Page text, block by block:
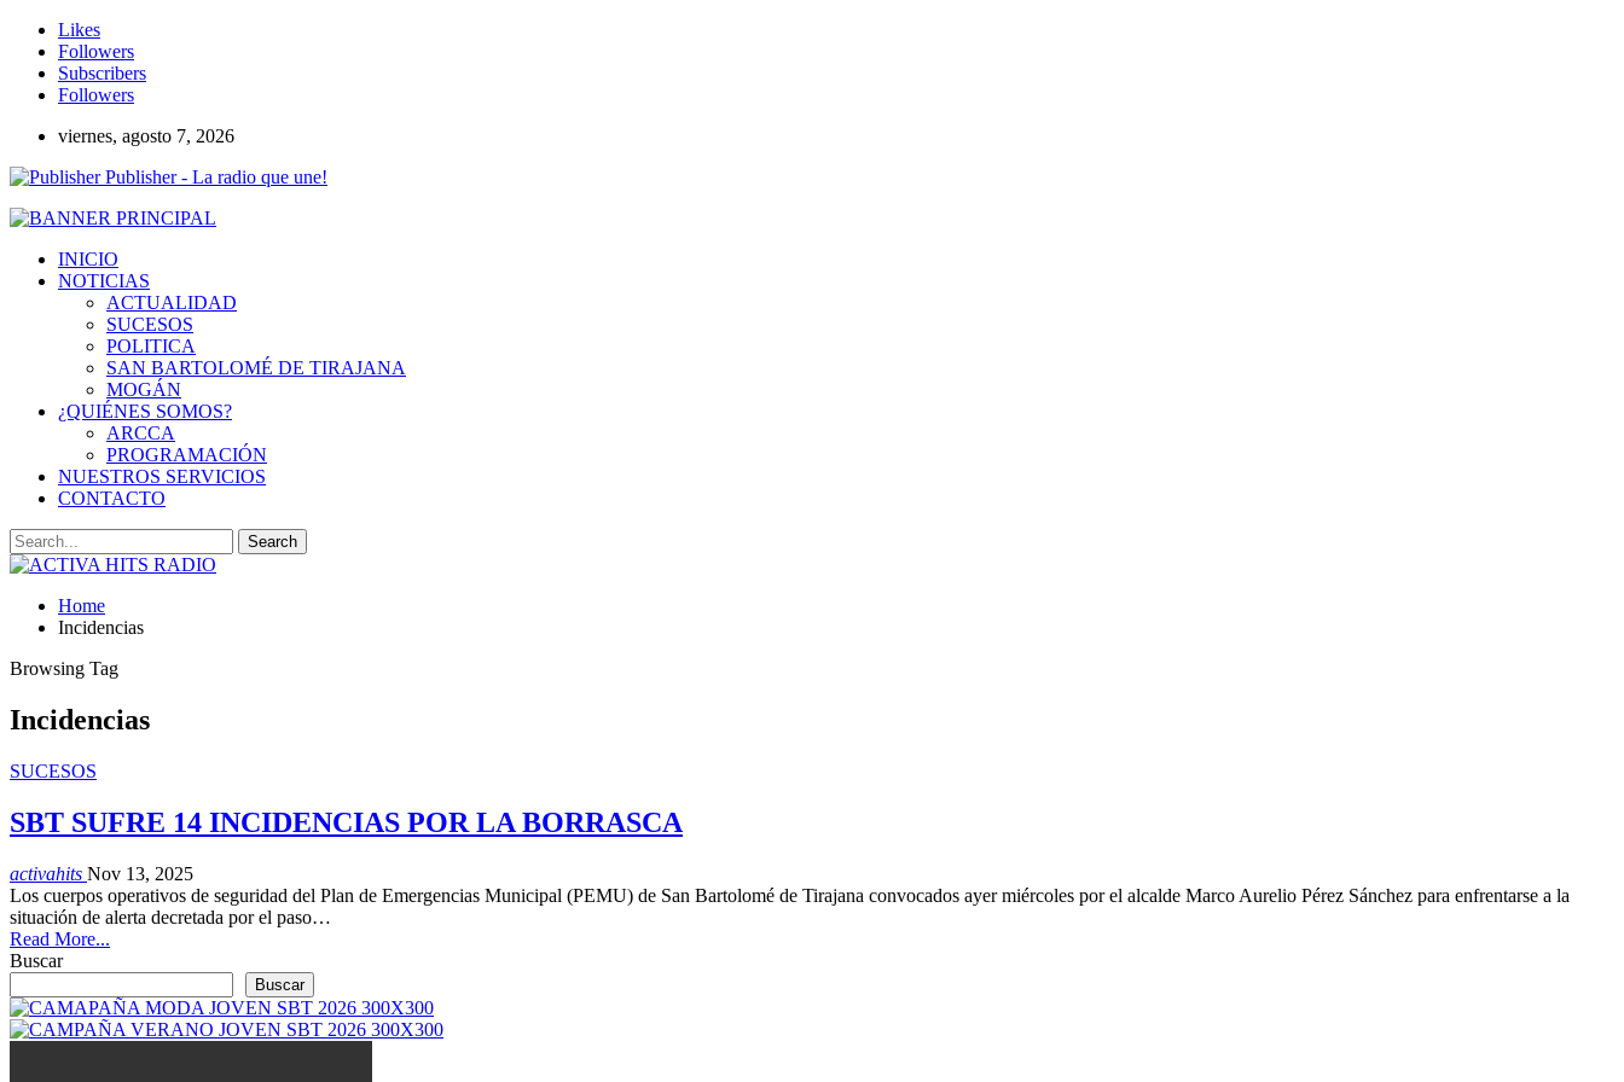
Likes
Followers
Subscribers
Followers
viernes, agosto 7, 2026
Publisher - La radio que une!
INICIO
NOTICIAS
ACTUALIDAD
SUCESOS
POLITICA
SAN BARTOLOMÉ DE TIRAJANA
MOGÁN
¿QUIÉNES SOMOS?
ARCCA
PROGRAMACIÓN
NUESTROS SERVICIOS
CONTACTO
Home
Incidencias
Browsing Tag
Incidencias
SUCESOS
SBT SUFRE 14 INCIDENCIAS POR LA BORRASCA
activahits Nov 13, 2025
Los cuerpos operativos de seguridad del Plan de Emergencias Municipal (PEMU) de San Bartolomé de Tirajana convocados ayer miércoles por el alcalde Marco Aurelio Pérez Sánchez para enfrentarse a la
situación de alerta decretada por el paso…
Read More...
Buscar
Buscar